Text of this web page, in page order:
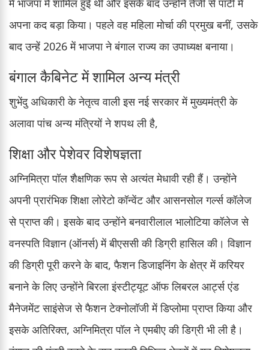
अपना कद बड़ा किया। पहले वह महिला मोर्चा की प्रमुख बनीं, उसके
बाद उन्हें 2026 में भाजपा ने बंगाल राज्य का उपाध्यक्ष बनाया।
बंगाल कैबिनेट में शामिल अन्य मंत्री
शुभेंदु अधिकारी के नेतृत्व वाली इस नई सरकार में मुख्यमंत्री के
अलावा पांच अन्य मंत्रियों ने शपथ ली है,
शिक्षा और पेशेवर विशेषज्ञता
अग्निमित्रा पॉल शैक्षणिक रूप से अत्यंत मेधावी रही हैं। उन्होंने
अपनी प्रारंभिक शिक्षा लोरेटो कॉन्वेंट और आसनसोल गर्ल्स कॉलेज
से प्राप्त की। इसके बाद उन्होंने बनवारीलाल भालोटिया कॉलेज से
वनस्पति विज्ञान (ऑनर्स) में बीएससी की डिग्री हासिल की। विज्ञान
की डिग्री पूरी करने के बाद, फैशन डिजाइनिंग के क्षेत्र में करियर
बनाने के लिए उन्होंने बिरला इंस्टीट्यूट ऑफ लिबरल आर्ट्स एंड
मैनेजमेंट साइंसेज से फैशन टेक्नोलॉजी में डिप्लोमा प्राप्त किया और
इसके अतिरिक्त, अग्निमित्रा पॉल ने एमबीए की डिग्री भी ली है।